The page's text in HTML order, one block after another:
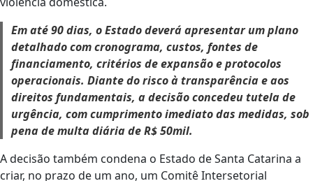
Em até 90 dias, o Estado deverá apresentar um plano
detalhado com cronograma, custos, fontes de
financiamento, critérios de expansão e protocolos
operacionais. Diante do risco à transparência e aos
direitos fundamentais, a decisão concedeu tutela de
urgência, com cumprimento imediato das medidas, sob
pena de multa diária de R$ 50mil.
A decisão também condena o Estado de Santa Catarina a
criar, no prazo de um ano, um Comitê Intersetorial